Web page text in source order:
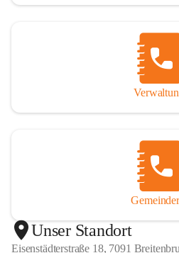
Unser Standort
Eisenstädterstraße 18, 7091